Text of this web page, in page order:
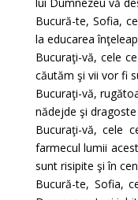
Bucură-te, Sofia,
la educarea
Bucuraţi-vă, cele
căutăm şi vii vor fi
Bucuraţi-vă,
nădejde şi
Bucuraţi-vă, cele
farmecul lumii
sunt risipite şi în
Bucură-te, Sofia,